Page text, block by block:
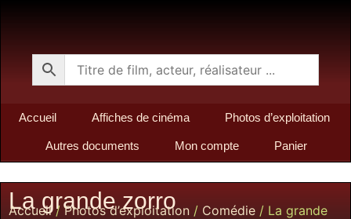
Accueil Affiches de cinéma Photos d’exploitation
Autres documents Mon compte Panier
La grande zorro
Accueil/Photos d’exploitation / Comédie / La grande